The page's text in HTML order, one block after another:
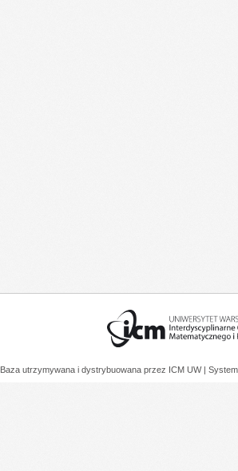
Baza utrzymywana i dystrybuowana przez ICM UW |